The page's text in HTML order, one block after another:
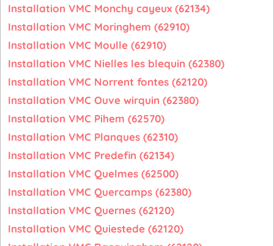
Installation VMC Monchy cayeux (62134)
Installation VMC Moringhem (62910)
Installation VMC Moulle (62910)
Installation VMC Nielles les blequin (62380)
Installation VMC Norrent fontes (62120)
Installation VMC Ouve wirquin (62380)
Installation VMC Pihem (62570)
Installation VMC Planques (62310)
Installation VMC Predefin (62134)
Installation VMC Quelmes (62500)
Installation VMC Quercamps (62380)
Installation VMC Quernes (62120)
Installation VMC Quiestede (62120)